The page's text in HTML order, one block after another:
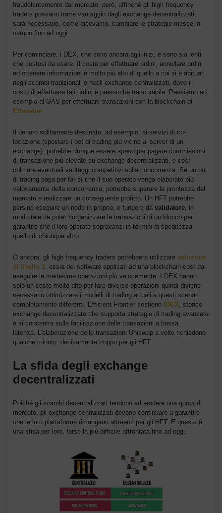
fraudolentemente dal mercato, però, affinché gli high frequency
traders possano trarre vantaggio dagli exchange decentralizzati,
sarà necessario, come dicevamo, cambiare le strategie messe in
campo fino ad oggi.
Per cominciare, i DEX, che sono ancora agli inizi, e sono sia lenti
che costosi da usare. Il costo per effettuare ordini, annullare ordini
ed ottenere informazioni è molto più alto di quello a cui si è abituati
negli scambi tradizionali o negli exchange centralizzati, dove il
costo di effettuare tali ordini è pressochè trascurabile. Pensiamo ad
esempio al GAS per effettuare transazioni con la blockchain di
Ethereum.
Il denaro solitamente destinato, ad esempio, ai servizi di co-
locazione (spostare i bot di trading più vicino ai server di un
exchange), potrebbe dunque essere speso per pagare commissioni
di transazione più elevate su exchange decentralizzati, e così
colmare eventuali vantaggi competitivi sulla concorrenza. Se un bot
di trading paga per far sì che il suo operato venga elaborato più
velocemente della concorrenza, potrebbe superare la prontezza del
mercato e realizzare un conseguente profitto. Un HFT potrebbe
persino eseguire un nodo in proprio, e fungere da validatore, in
modo tale da poter riorganizzare le transazioni di un blocco per
garantire che il loro operato sopravanzi in termini di speditezza
quello di chiunque altro.
O ancora, gli high frequency traders potrebbero utilizzare soluzioni
di livello 2, ossia dei software applicati ad una blockchain così da
eseguire le medesime operazioni più velocemente. I DEX hanno
solo un costo molto alto per fare diverse operazioni quindi diviene
necessario ottimizzare i modelli di trading attuali a questi scenari
completamente differenti. Efficient Frontier sostiene
IDEX, storico
exchange decentralizzato che supporta strategie di trading avanzate
e si concentra sulla facilitazione delle transazioni a bassa
latenza. L’elaborazione delle transazioni Uniswap a volte richiedono
qualche minuto, decisamente troppo per gli HFT.
La sfida degli exchange
decentralizzati
Poiché gli scambi decentralizzati tendono ad erodere una quota di
mercato, gli exchange centralizzati devono continuare a garantire
che le loro piattaforme rimangano attraenti per gli HFT. E questa è
una sfida per loro, forse la più difficile affrontata fino ad oggi.